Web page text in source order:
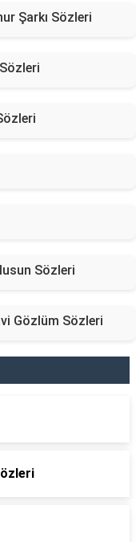
Şarkı Sözleri
Sözleri
Gözlüm Sözleri